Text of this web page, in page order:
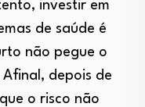
investir em
de saúde é
não pegue o
depois de
o risco não